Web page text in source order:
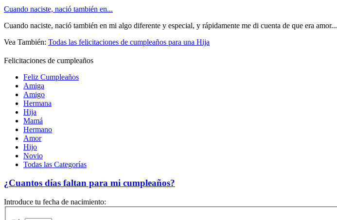
Cuando naciste, nació también en...
Cuando naciste, nació también en mi algo diferente y especial, y rápidamente me di cuenta de que era amor...
Vea También: Todas las felicitaciones de cumpleaños para una Hija
Felicitaciones de cumpleaños
Feliz Cumpleaños
Amiga
Amigo
Hermana
Hija
Mamá
Hermano
Amor
Hijo
Novio
Todas las Categorías
¿Cuantos días faltan para mi cumpleaños?
Introduce tu fecha de nacimiento: